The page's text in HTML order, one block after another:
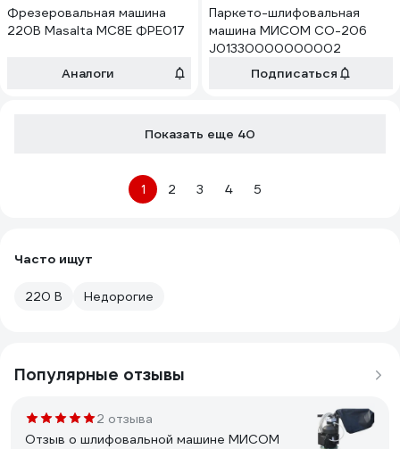
Фрезеровальная машина
220В Masalta МС8Е ФРЕ017
Аналоги
Паркето-шлифовальная
машина МИСОМ СО-206
J01330000000002
Подписаться
Показать еще 40
1 2 3 4 5
Часто ищут
220 В Недорогие
Популярные отзывы
2 отзыва
Отзыв о шлифовальной машине МИСОМ